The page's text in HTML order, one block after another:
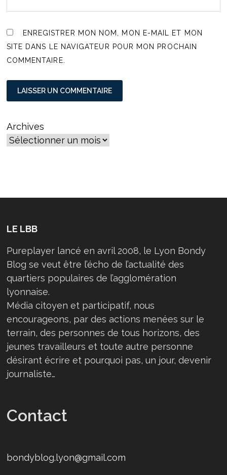
ENREGISTRER MON NOM, MON E-MAIL ET MON
SITE DANS LE NAVIGATEUR POUR MON PROCHAIN
COMMENTAIRE.
Archives
LE LBB
Pureplayer lancé en avril 2008, le Lyon Bondy
Blog se veut être l’écho de l’actualité des
quartiers populaires de l’agglomération
lyonnaise.
Média citoyen et participatif, nous
encourageons, par des actions menées sur le
terrain, des personnes de tous horizons, des
jeunes travailleurs et toute autre personne
désirant écrire et pourquoi pas, un jour, devenir
journaliste…
Contact
bondyblog.lyon@gmail.com